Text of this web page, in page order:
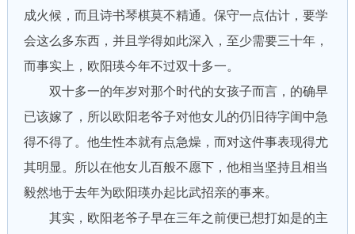
成火候，而且诗书琴棋莫不精通。保守一点估计，要学
会这么多东西，并且学得如此深入，至少需要三十年，
而事实上，欧阳瑛今年不过双十多一。
双十多一的年岁对那个时代的女孩子而言，的确早
已该嫁了，所以欧阳老爷子对他女儿的仍旧待字闺中急
得不得了。他生性本就有点急燥，而对这件事表现得尤
其明显。所以在他女儿百般不愿下，他相当坚持且相当
毅然地于去年为欧阳瑛办起比武招亲的事来。
其实，欧阳老爷子早在三年之前便已想打如是的主